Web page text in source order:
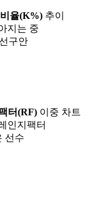
율(K%) 추이
지는 중
구안
터(RF) 이중 차트
인지팩터
선수